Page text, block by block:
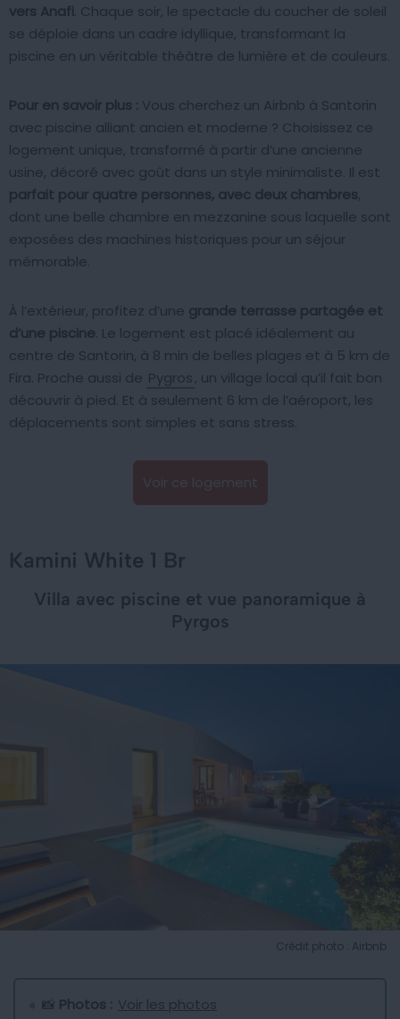
vers Anafi . Chaque soir, le spectacle du coucher de soleil
se déploie dans un cadre idyllique, transformant la
piscine en un véritable théâtre de lumière et de couleurs.
Pour en savoir plus : Vous cherchez un Airbnb à Santorin
avec piscine alliant ancien et moderne ? Choisissez ce
logement unique, transformé à partir d’une ancienne
usine, décoré avec goût dans un style minimaliste. Il est
parfait pour quatre personnes, avec deux chambres,
dont une belle chambre en mezzanine sous laquelle sont
exposées des machines historiques pour un séjour
mémorable.
À l’extérieur, profitez d’une grande terrasse partagée et
d’une piscine . Le logement est placé idéalement au
centre de Santorin, à 8 min de belles plages et à 5 km de
Fira. Proche aussi de Pygros, un village local qu’il fait bon
découvrir à pied. Et à seulement 6 km de l’aéroport, les
déplacements sont simples et sans stress.
Voir ce logement
Kamini White 1 Br
Villa avec piscine et vue panoramique à
Pyrgos
Crédit photo : Airbnb
📸 Photos : Voir les photos